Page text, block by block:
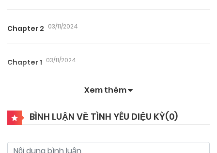
Chapter 2 03/11/2024
Chapter 1 03/11/2024
Xem thêm
BÌNH LUẬN VỀ TÌNH YÊU DIỆU KỲ(0)